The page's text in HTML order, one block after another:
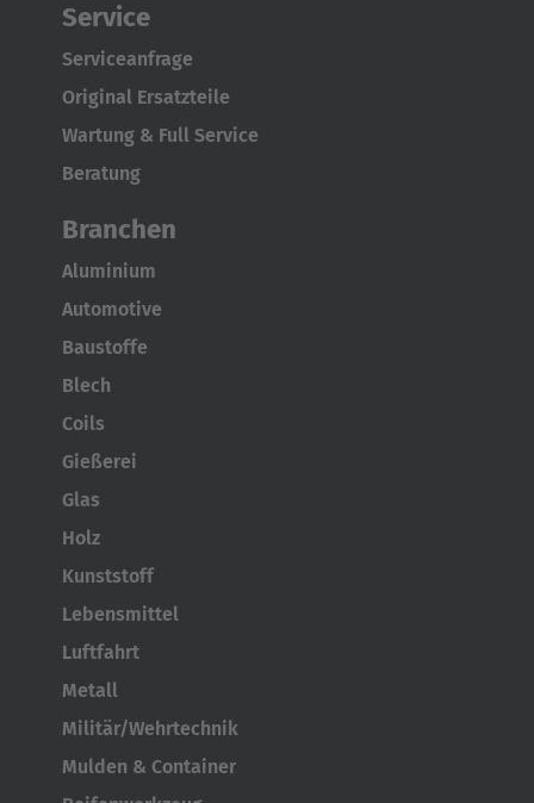
Service
Serviceanfrage
Original Ersatzteile
Wartung & Full Service
Beratung
Branchen
Aluminium
Automotive
Baustoffe
Blech
Coils
Gießerei
Glas
Holz
Kunststoff
Lebensmittel
Luftfahrt
Metall
Militär/Wehrtechnik
Mulden & Container